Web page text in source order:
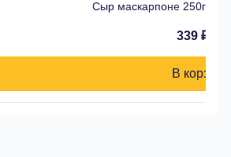
Сыр маскарпоне 250гр
339 ₽
В корзину